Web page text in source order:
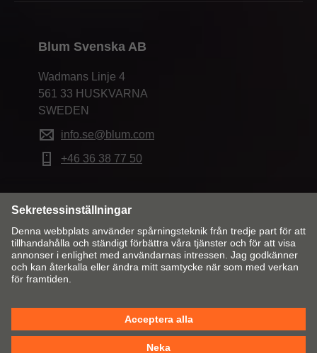
Blum Svenska AB
Wadmans Linje 4
561 33 HUSKVARNA
SWEDEN
info.se@blum.com
+46 36 38 77 50
Ändra land och språk
Kontakt Ansvarig utgivare
Allm.villkor